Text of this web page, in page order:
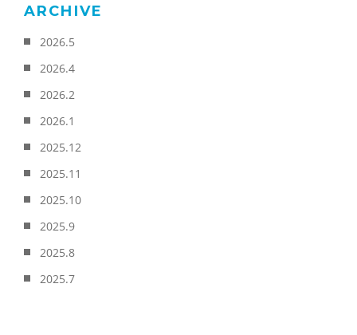
ARCHIVE
2026.5
2026.4
2026.2
2026.1
2025.12
2025.11
2025.10
2025.9
2025.8
2025.7